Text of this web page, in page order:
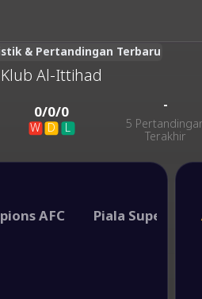
& Pertandingan Terbaru
Klub Al-Ittihad
0/0/0
W D L
-
5
Terakhir
AFC Piala Super Arab